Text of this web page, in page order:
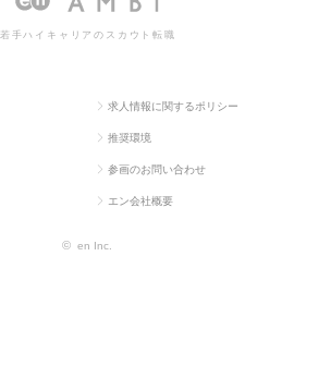
若手ハイキャリアのスカウト転職
求人情報に関するポリシー
推奨環境
参画のお問い合わせ
エン会社概要
© en Inc.